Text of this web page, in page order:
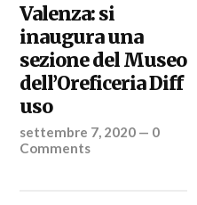
Valenza: si
inaugura una
sezione del Museo
dell’Oreficeria Diff
uso
settembre 7, 2020 — 0
Comments